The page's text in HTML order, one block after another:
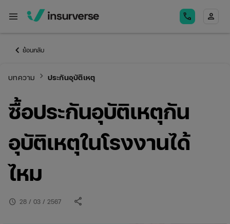
menu call person
keyboard_arrow_left ย้อนกลับ
บทความ keyboard_arrow_right ประกันอุบัติเหตุ
ซื้อประกันอุบัติเหตุกัน
อุบัติเหตุในโรงงานได้
ไหม
schedule 28 / 03 / 2567 share